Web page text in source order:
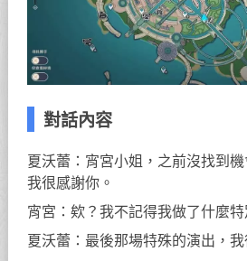
對話內容
夏沃蕾：宵宮小姐，之前沒找到機
我很感謝你。
宵宮：欸？我不記得我做了什麼特
夏沃蕾：最後那場特殊的演出，我